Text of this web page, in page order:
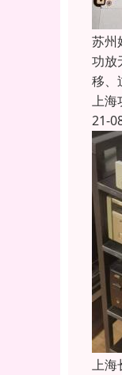
苏州
功放
移、
上海
21-
上海